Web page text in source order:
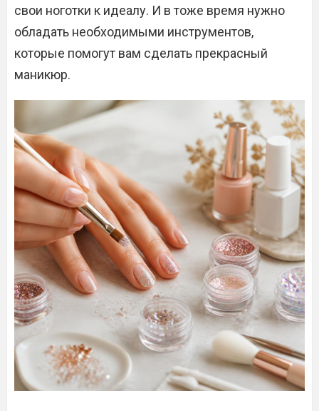
свои ноготки к идеалу. И в тоже время нужно
обладать необходимыми инструментов,
которые помогут вам сделать прекрасный
маникюр.